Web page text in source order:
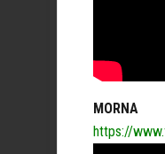
MORNA
https://